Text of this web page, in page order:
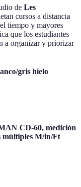
de Les
cursos a distancia
tiempo y mayores
que los estudiantes
a organizar y priorizar
gris hielo
CD-60, medición
múltiples M/in/Ft